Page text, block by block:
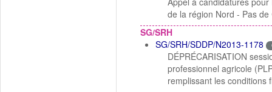
de la région Nord - Pas de
SG/SRH
SG/SRH/SDDP/N2013-1178
DÉPRÉCARISATION
professionnel agricole
remplissant les conditions